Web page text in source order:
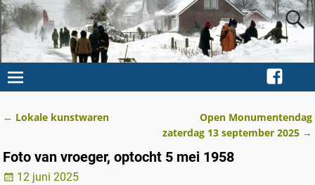
← Lokale kunstwaren
Open Monumentendag
zaterdag 13 september 2025 →
Foto van vroeger, optocht 5 mei 1958
12 juni 2025